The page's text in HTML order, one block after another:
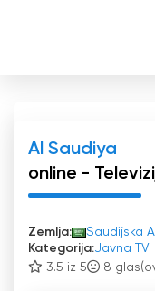
Al Saudiya
online -
Zemlja:
Saudijska
Kategorija:Javna TV
3.5 iz 5
8